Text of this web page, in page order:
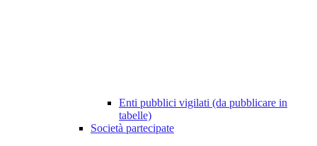
Enti pubblici vigilati (da pubblicare in
tabelle)
Società partecipate